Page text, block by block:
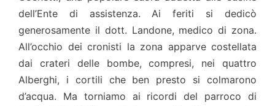
dell’Ente di assistenza. Ai feriti si dedicò
generosamente il dott. Landone, medico di zona.
All’occhio dei cronisti la zona apparve costellata
dai crateri delle bombe, compresi, nei quattro
Alberghi, i cortili che ben presto si colmarono
d’acqua. Ma torniamo ai ricordi del parroco di